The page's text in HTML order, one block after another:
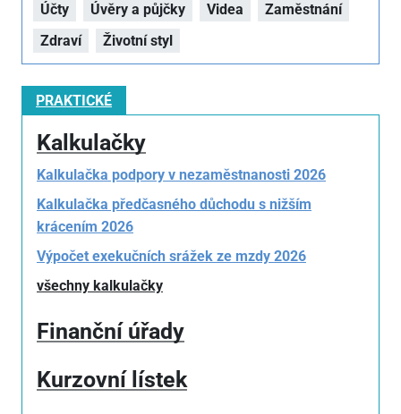
Účty
Úvěry a půjčky Videa
Zaměstnání
Zdraví
Životní styl
PRAKTICKÉ
Kalkulačky
Kalkulačka podpory v nezaměstnanosti 2026
Kalkulačka předčasného důchodu s nižším
krácením 2026
Výpočet exekučních srážek ze mzdy 2026
všechny kalkulačky
Finanční úřady
Kurzovní lístek